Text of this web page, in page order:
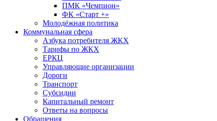
ПМК «Чемпион»
ФК «Старт +»
Молодёжная политика
Коммунальная сфера
Азбука потребителя ЖКХ
Тарифы по ЖКХ
ЕРКЦ
Управляющие организации
Дороги
Транспорт
Субсидии
Капитальный ремонт
Ответы на вопросы
Обращения